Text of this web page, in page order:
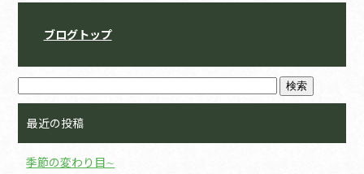
ブログトップ
最近の投稿
季節の変わり目∼